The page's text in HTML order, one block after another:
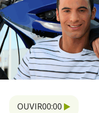
OUVIR00:00